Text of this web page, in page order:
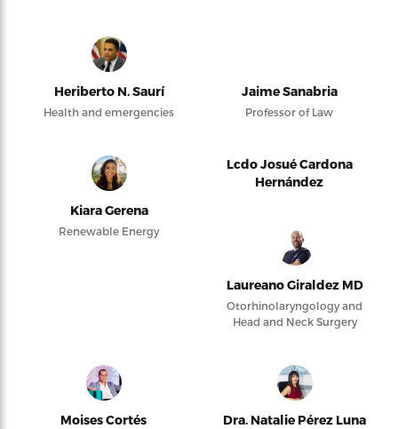
Heriberto N. Saurí
Health and emergencies
Jaime Sanabria
Professor of Law
Kiara Gerena
Renewable Energy
Lcdo Josué Cardona
Hernández
Laureano Giraldez MD
Otorhinolaryngology and
Head and Neck Surgery
Moises Cortés Dra. Natalie Pérez Luna